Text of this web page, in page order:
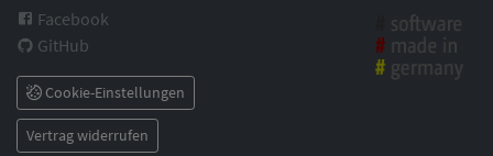
Facebook
GitHub
Cookie-Einstellungen
Vertrag widerrufen